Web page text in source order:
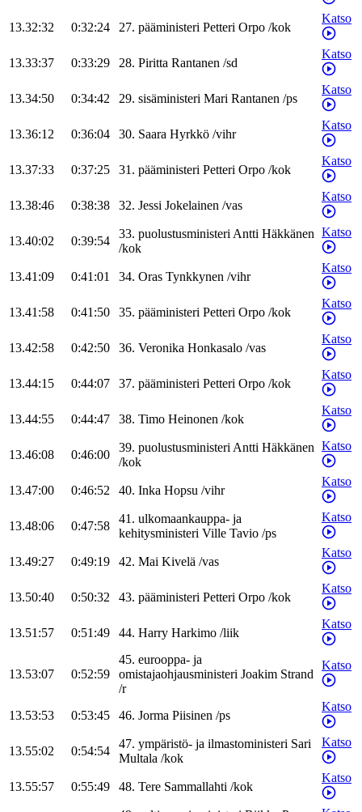
13.32:32 0:32:24 27. pääministeri Petteri Orpo /kok
Katso
13.33:37 0:33:29 28. Piritta Rantanen /sd
Katso
13.34:50 0:34:42 29. sisäministeri Mari Rantanen /ps
Katso
13.36:12 0:36:04 30. Saara Hyrkkö /vihr
Katso
13.37:33 0:37:25 31. pääministeri Petteri Orpo /kok
Katso
13.38:46 0:38:38 32. Jessi Jokelainen /vas
Katso
13.40:02 0:39:54
33. puolustusministeriAntti Häkkänen
/kok
Katso
13.41:09 0:41:01 34. Oras Tynkkynen /vihr
Katso
13.41:58 0:41:50 35. pääministeri Petteri Orpo /kok
Katso
13.42:58 0:42:50 36. Veronika Honkasalo /vas
Katso
13.44:15 0:44:07 37. pääministeri Petteri Orpo /kok
Katso
13.44:55 0:44:47 38. Timo Heinonen /kok
Katso
13.46:08 0:46:00
39. puolustusministeriAntti Häkkänen
/kok
Katso
13.47:00 0:46:52 40. Inka Hopsu /vihr
Katso
13.48:06 0:47:58
41. ulkomaankauppa- ja
kehitysministeri Ville Tavio /ps
Katso
13.49:27 0:49:19 42. Mai Kivelä /vas
Katso
13.50:40 0:50:32 43. pääministeri Petteri Orpo /kok
Katso
13.51:57 0:51:49 44. Harry Harkimo /liik
Katso
13.53:07 0:52:59
45. eurooppa- ja
omistajaohjausministeri Joakim Strand
/r
Katso
13.53:53 0:53:45 46. Jorma Piisinen /ps
Katso
13.55:02 0:54:54
47. ympäristö- ja ilmastoministeri Sari
Multala /kok
Katso
13.55:57 0:55:49 48. Tere Sammallahti /kok
Katso